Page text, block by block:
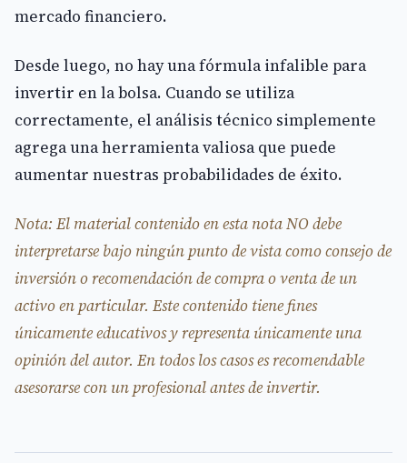
mercado financiero.
Desde luego, no hay una fórmula infalible para
invertir en la bolsa. Cuando se utiliza
correctamente, el análisis técnico simplemente
agrega una herramienta valiosa que puede
aumentar nuestras probabilidades de éxito.
Nota: El material contenido en esta nota NO debe
interpretarse bajo ningún punto de vista como consejo de
inversión o recomendación de compra o venta de un
activo en particular. Este contenido tiene fines
únicamente educativos y representa únicamente una
opinión del autor. En todos los casos es recomendable
asesorarse con un profesional antes de invertir.